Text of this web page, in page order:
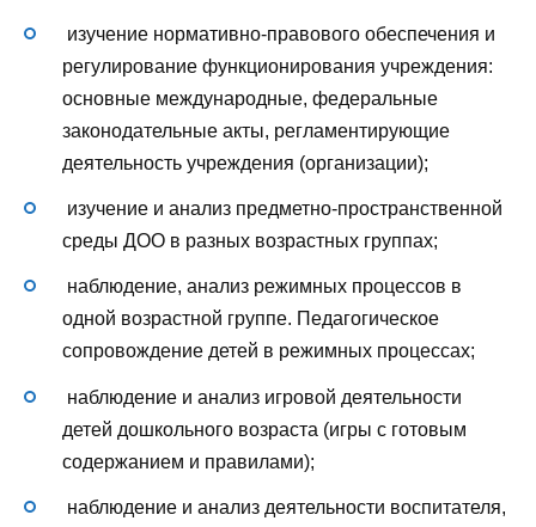
изучение нормативно-правового обеспечения и
регулирование функционирования учреждения:
основные международные, федеральные
законодательные акты, регламентирующие
деятельность учреждения (организации);
изучение и анализ предметно-пространственной
среды ДОО в разных возрастных группах;
наблюдение, анализ режимных процессов в
одной возрастной группе. Педагогическое
сопровождение детей в режимных процессах;
наблюдение и анализ игровой деятельности
детей дошкольного возраста (игры с готовым
содержанием и правилами);
наблюдение и анализ деятельности воспитателя,